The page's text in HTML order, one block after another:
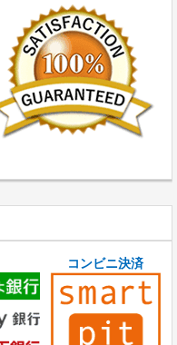
コンビニ決済